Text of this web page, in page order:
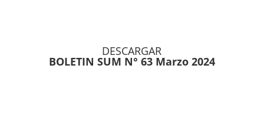
DESCARGAR
BOLETIN SUM N° 63 Marzo 2024